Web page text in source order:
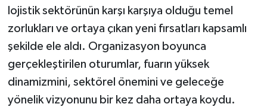
lojistik sektörünün karşı karşıya olduğu temel
zorlukları ve ortaya çıkan yeni fırsatları kapsamlı
şekilde ele aldı. Organizasyon boyunca
gerçekleştirilen oturumlar, fuarın yüksek
dinamizmini, sektörel önemini ve geleceğe
yönelik vizyonunu bir kez daha ortaya koydu.